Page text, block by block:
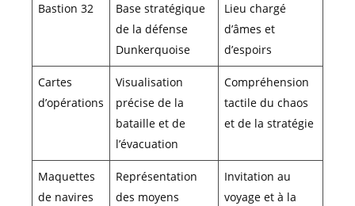
Bastion 32
Base stratégique
de la défense
Dunkerquoise
Lieu chargé
d’âmes et
d’espoirs
Cartes
d’opérations
Visualisation
précise de la
bataille et de
l’évacuation
Compréhension
tactile du chaos
et de la stratégie
Maquettes
de navires
Représentation
des moyens
Invitation au
voyage et à la